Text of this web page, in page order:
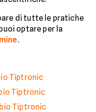
di tutte le pratiche
optare per la
.
Tiptronic
Tiptronic
Tiptronic